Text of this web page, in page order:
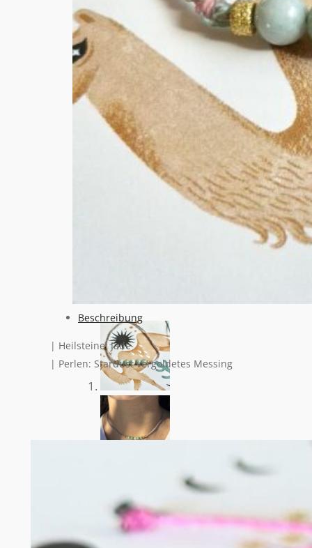
|Halsketten
Das Leben zeigt dir das, was du erwartest.
Erwarte das Beste.
Tag für Tag.
Stunde für Stunde.
Schritt für Schritt.
Ohne Sorge, was morgen passieren könnte und
Beschreibung
| Heilsteine: Jade
| Perlen: Stardust vergoldetes Messing